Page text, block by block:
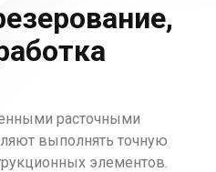
расточными
выполнять точную
элементов.